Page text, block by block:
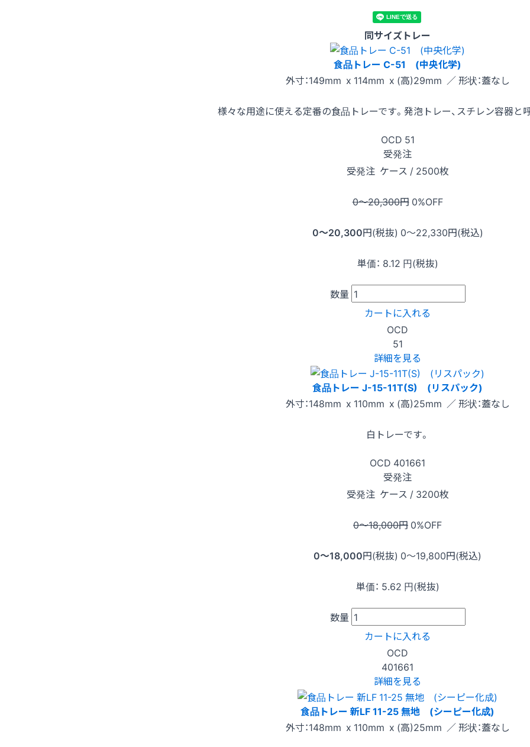
同サイズトレー
食品トレー C-51 (中央化学)
外寸：149mm x 114mm x (高)29mm ／ 形状：蓋なし
様々な用途に使える定番の食品トレーです。発泡トレー、スチレン容器と
OCD 51
受発注
受発注 ケース / 2500枚
0〜20,300円 0%OFF
0〜20,300円(税抜) 0〜22,330円(税込)
単価： 8.12 円(税抜)
数量
カートに入れる
OCD
51
詳細を見る
食品トレー J-15-11T(S) (リスパック)
外寸：148mm x 110mm x (高)25mm ／ 形状：蓋なし
白トレーです。
OCD 401661
受発注
受発注 ケース / 3200枚
0〜18,000円 0%OFF
0〜18,000円(税抜) 0〜19,800円(税込)
単価： 5.62 円(税抜)
数量
カートに入れる
OCD
401661
詳細を見る
食品トレー 新LF 11-25 無地 (シーピー化成)
外寸：148mm x 110mm x (高)25mm ／ 形状：蓋なし